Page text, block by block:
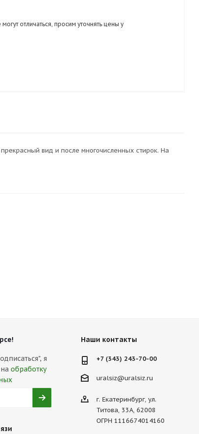
отличаться, просим уточнять цены у
вид и после многочисленных стирок. На
я
обработку
Наши контакты
+7 (343) 243-70-00
uralsiz@uralsiz.ru
г. Екатеринбург, ул.
Титова, 33А, 62008
ОГРН 1116674014160